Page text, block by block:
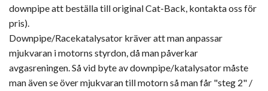
downpipe att beställa till original Cat-Back, kontakta oss för
pris).
Downpipe/Racekatalysator kräver att man anpassar
mjukvaran i motorns styrdon, då man påverkar
avgasreningen. Så vid byte av downpipe/katalysator måste
man även se över mjukvaran till motorn så man får "steg 2" /